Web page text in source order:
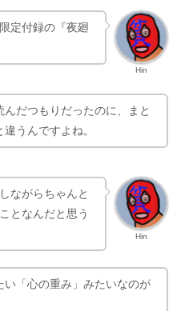
Hin
定付録の『夜廻
んだつもりだったのに、まと
うんですよね。
Hin
ながらちゃんと
となんだと思う
い「心の重み」みたいなのが